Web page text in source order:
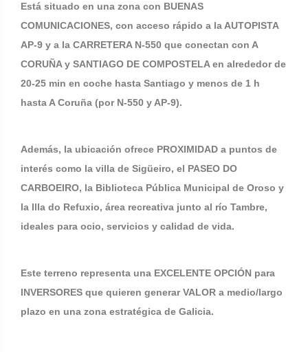
Está situado en una zona con BUENAS
COMUNICACIONES, con acceso rápido a la AUTOPISTA
AP-9 y a la CARRETERA N-550 que conectan con A
CORUÑA y SANTIAGO DE COMPOSTELA en alrededor de
20-25 min en coche hasta Santiago y menos de 1 h
hasta A Coruña (por N-550 y AP-9).
Además, la ubicación ofrece PROXIMIDAD a puntos de
interés como la villa de Sigüeiro, el PASEO DO
CARBOEIRO, la Biblioteca Pública Municipal de Oroso y
la Illa do Refuxio, área recreativa junto al río Tambre,
ideales para ocio, servicios y calidad de vida.
Este terreno representa una EXCELENTE OPCIÓN para
INVERSORES que quieren generar VALOR a medio/largo
plazo en una zona estratégica de Galicia.